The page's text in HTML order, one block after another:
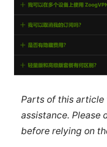
Parts of this article
assistance.
before relying on